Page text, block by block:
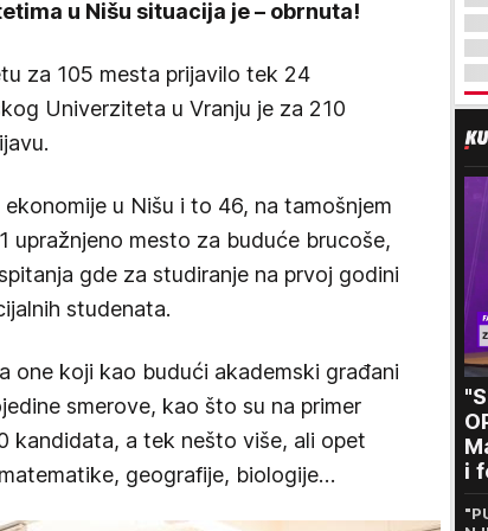
u Nišu situacija je – obrnuta!
za 105 mesta prijavilo tek 24
Univerziteta u Vranju je za 210
u Nišu i to 46, na tamošnjem
upražnjeno mesto za buduće brucoše,
gde za studiranje na prvoj godini
studenata.
one koji kao budući akademski građani
smerove, kao što su na primer
kandidata, a tek nešto više, ali opet
geografije, biologije…
i